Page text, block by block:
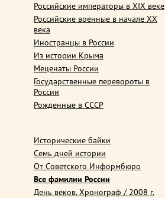
Российские императоры в XIX веке
Российские военные в начале ХХ
века
Иностранцы в России
Из истории Крыма
Меценаты России
Государственные перевороты в
России
Рожденные в СССР
Исторические байки
Семь дней истории
От Советского Информбюро
Все фамилии России
День веков. Хронограф / 2008 г.